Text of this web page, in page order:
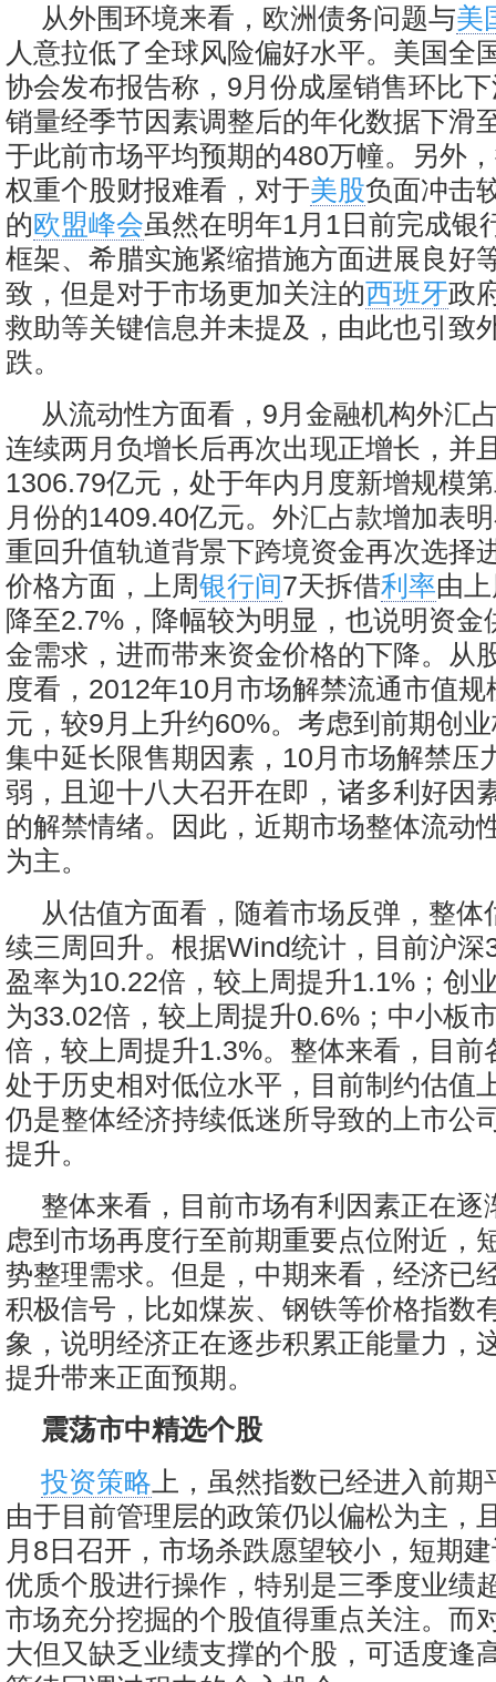
从外围环境来看，欧洲债务问题与美
人意拉低了全球风险偏好水平。美国全
协会发布报告称，9月份成屋销售环比
销量经季节因素调整后的年化数据下滑
于此前市场平均预期的480万幢。另外
权重个股财报难看，对于美股负面冲击
的欧盟峰会虽然在明年1月1日前完成银
框架、希腊实施紧缩措施方面进展良好
致，但是对于市场更加关注的西班牙政
救助等关键信息并未提及，由此也引致
跌。
从流动性方面看，9月金融机构外汇
连续两月负增长后再次出现正增长，并
1306.79亿元，处于年内月度新增规模
月份的1409.40亿元。外汇占款增加表
重回升值轨道背景下跨境资金再次选择
价格方面，上周银行间7天拆借利率由
降至2.7%，降幅较为明显，也说明资金
金需求，进而带来资金价格的下降。从
度看，2012年10月市场解禁流通市值
元，较9月上升约60%。考虑到前期创
集中延长限售期因素，10月市场解禁压
弱，且迎十八大召开在即，诸多利好因
的解禁情绪。因此，近期市场整体流动
为主。
从估值方面看，随着市场反弹，整体
续三周回升。根据Wind统计，目前沪深
盈率为10.22倍，较上周提升1.1%；创
为33.02倍，较上周提升0.6%；中小板
倍，较上周提升1.3%。整体来看，目前
处于历史相对低位水平，目前制约估值
仍是整体经济持续低迷所导致的上市公
提升。
整体来看，目前市场有利因素正在逐
虑到市场再度行至前期重要点位附近，
势整理需求。但是，中期来看，经济已
积极信号，比如煤炭、钢铁等价格指数
象，说明经济正在逐步积累正能量力，
提升带来正面预期。
震荡市中精选个股
投资策略 上，虽然指数已经进入前
由于目前管理层的政策仍以偏松为主，
月8日召开，市场杀跌愿望较小，短期
优质个股进行操作，特别是三季度业绩
市场充分挖掘的个股值得重点关注。而
大但又缺乏业绩支撑的个股，可适度逢